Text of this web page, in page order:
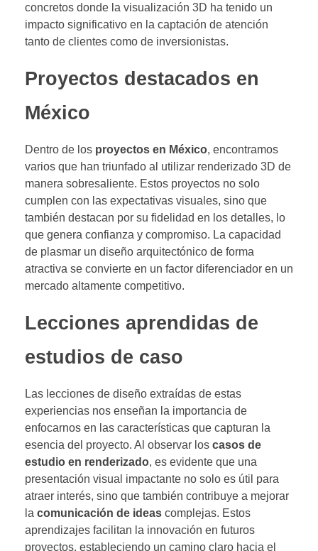
concretos donde la visualización 3D ha tenido un
impacto significativo en la captación de atención
tanto de clientes como de inversionistas.
Proyectos destacados en
México
Dentro de los proyectos en México, encontramos
varios que han triunfado al utilizar renderizado 3D de
manera sobresaliente. Estos proyectos no solo
cumplen con las expectativas visuales, sino que
también destacan por su fidelidad en los detalles, lo
que genera confianza y compromiso. La capacidad
de plasmar un diseño arquitectónico de forma
atractiva se convierte en un factor diferenciador en un
mercado altamente competitivo.
Lecciones aprendidas de
estudios de caso
Las lecciones de diseño extraídas de estas
experiencias nos enseñan la importancia de
enfocarnos en las características que capturan la
esencia del proyecto. Al observar los casos de
estudio en renderizado, es evidente que una
presentación visual impactante no solo es útil para
atraer interés, sino que también contribuye a mejorar
la comunicación de ideas complejas. Estos
aprendizajes facilitan la innovación en futuros
proyectos, estableciendo un camino claro hacia el